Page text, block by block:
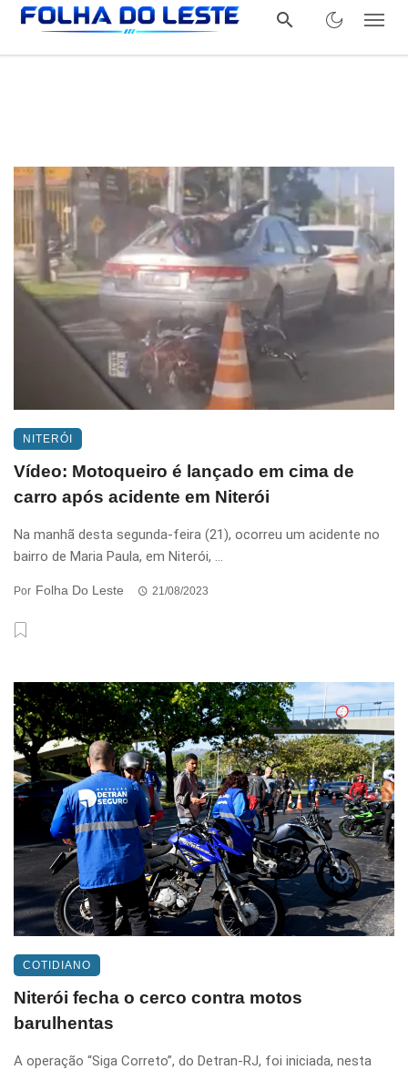
NITERÓI
Vídeo: Motoqueiro é lançado em cima de
carro após acidente em Niterói
Na manhã desta segunda-feira (21), ocorreu um acidente no
bairro de Maria Paula, em Niterói, ...
Por Folha Do Leste 21/08/2023
COTIDIANO
Niterói fecha o cerco contra motos
barulhentas
A operação “Siga Correto”, do Detran-RJ, foi iniciada, nesta